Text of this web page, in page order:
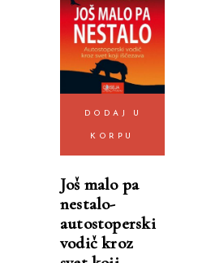
DODAJ U
KORPU
Još malo pa
nestalo-
autostoperski
vodič kroz